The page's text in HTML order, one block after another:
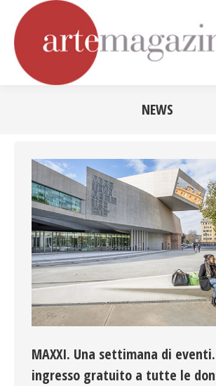
NEWS
MAXXI. Una settimana di
ingresso gratuito a tutte le